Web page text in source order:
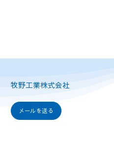
牧野工業株式会社
メールを送る